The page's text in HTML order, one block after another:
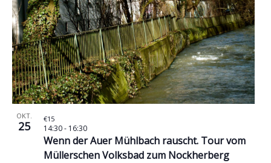
OKT.
25
Wenn der Auer Mühlbach rauscht. Tour vom
Müllerschen Volksbad zum Nockherberg
14:30- 16:30
€15